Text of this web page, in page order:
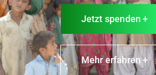
Jetzt spenden +
Mehr erfahren +